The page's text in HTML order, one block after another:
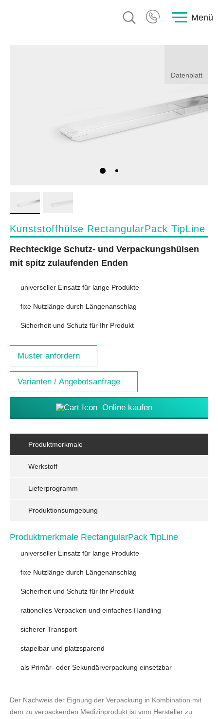
Menü
Datenblatt
Kunststoffhülse RectangularPack TipLine
Rechteckige Schutz- und Verpackungshülsen
mit spitz zulaufenden Enden
universeller Einsatz für lange Produkte
fixe Nutzlänge durch Längenanschlag
Sicherheit und Schutz für Ihr Produkt
Muster anfordern
Varianten / Angebotsanfrage
Online kaufen
Produktmerkmale
Werkstoff
Lieferprogramm
Produktionsumgebung
Produktmerkmale RectangularPack TipLine
universeller Einsatz für lange Produkte
fixe Nutzlänge durch Längenanschlag
Sicherheit und Schutz für Ihr Produkt
rationelles Verpacken und einfaches Handling
sicherer Transport
stapelbar und platzsparend
als Primär- oder Sekundärverpackung einsetzbar
Der Nachweis der Eignung der Verpackung in Kombination mit
dem zu verpackenden Medizinprodukt ist vom Hersteller zu